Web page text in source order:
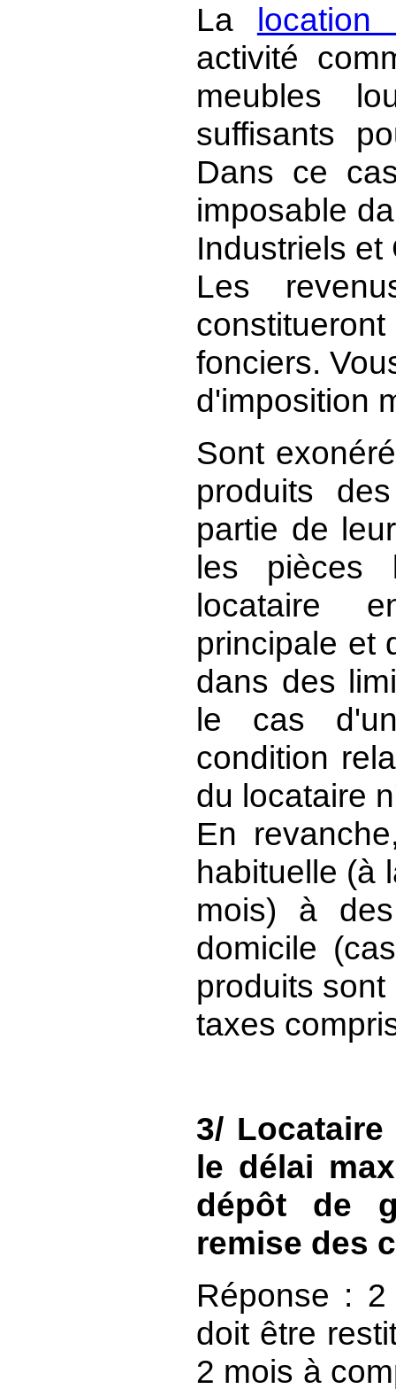
La location
activité
meubles
suffisants
Dans ce
imposable
Industriels et
Les
fonciers.
d'imposition
Sont
produits
partie de
les pièces
locataire
principale et
dans des
le cas
condition
du locataire
En
habituelle (à
mois) à
domicile
produits
taxes
3/ Locataire
le délai
dépôt de
remise des
Réponse :
doit être
2 mois à